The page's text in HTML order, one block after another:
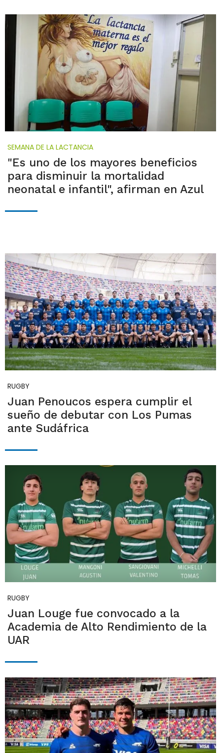
SEMANA DE LA LACTANCIA
"Es uno de los mayores beneficios
para disminuir la mortalidad
neonatal e infantil", afirman en Azul
RUGBY
Juan Penoucos espera cumplir el
sueño de debutar con Los Pumas
ante Sudáfrica
RUGBY
Juan Louge fue convocado a la
Academia de Alto Rendimiento de la
UAR